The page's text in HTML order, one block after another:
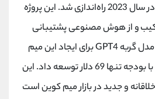
است که در سال 2023 راه‌اندازی شد. این پروژه
و از هوش مصنوعی پشتیبانی
می‌کند. بنیانگذار توربو از مدل گربه GPT4 برای ایجاد این میم
کوین استفاده کرد و آن را با بودجه تنها 69 دلار توسعه داد. این
و جدید در بازار میم کوین است